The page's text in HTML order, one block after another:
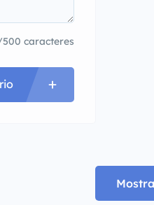
caracteres